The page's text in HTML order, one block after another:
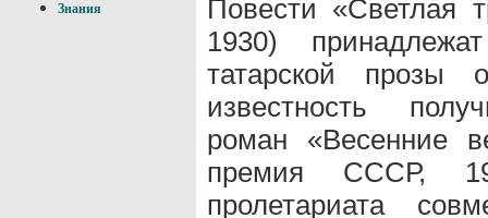
Знания
Повести «Светлая
1930)
татарской прозы
известность
роман «Весенние
премия СССР,
пролетариата